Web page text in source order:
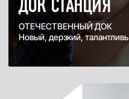
ИСКУСНО ОБ ИСКУССТВЕ
Захватывающие фильмы